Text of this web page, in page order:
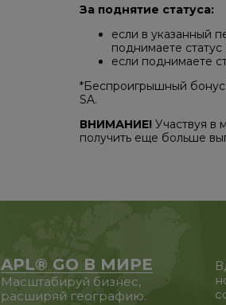
За поднятие статуса:
если в указанный
поднимаете
если поднимаете
*Беспроигрышный бонус
SA.
ВНИМАНИЕ!Участвуя в
получить еще больше
APL® GO В МИРЕ
Масштабируй бизнес,
расширяй географию.